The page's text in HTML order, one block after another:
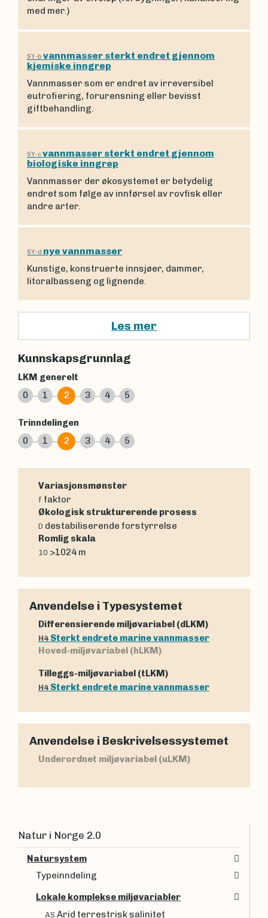
med mer.)
SY-b vannmasser sterkt endret gjennom
kjemiske inngrep
Vannmasser som er endret av irreversibel
eutrofiering, forurensning eller bevisst
giftbehandling.
SY-cvannmasser sterkt endret gjennom
biologiske inngrep
Vannmasser der økosystemet er betydelig
endret som følge av innførsel av rovfisk eller
andre arter.
SY-d nye vannmasser
Kunstige, konstruerte innsjøer, dammer,
litoralbasseng og lignende.
Les mer
Kunnskapsgrunnlag
LKM generelt
0
1 2 3 4 5
Trinndelingen
0
1 2 3 4 5
Variasjonsmønster
f faktor
Økologisk strukturerende prosess
D destabiliserende forstyrrelse
Romlig skala
10 >1024 m
Anvendelse i Typesystemet
Differensierende miljøvariabel (dLKM)
H4 Sterkt endrete marine vannmasser
Hoved-miljøvariabel (hLKM)
Tilleggs-miljøvariabel (tLKM)
H4 Sterkt endrete marine vannmasser
Anvendelse i Beskrivelsessystemet
Underordnet miljøvariabel (uLKM)
Natur i Norge 2.0
Natursystem
Typeinndeling
Lokale komplekse miljøvariabler
AS Arid terrestrisk salinitet